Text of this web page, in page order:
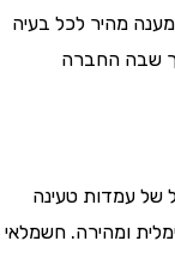
לכל בעיה
החברה
טעינה
חשמלאי